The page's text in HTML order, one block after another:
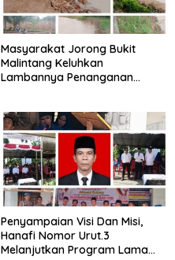
Masyarakat Jorong Bukit
Malintang Keluhkan
Lambannya Penanganan
Penyampaian Visi Dan Misi,
Hanafi Nomor Urut.3
Melanjutkan Program Lama